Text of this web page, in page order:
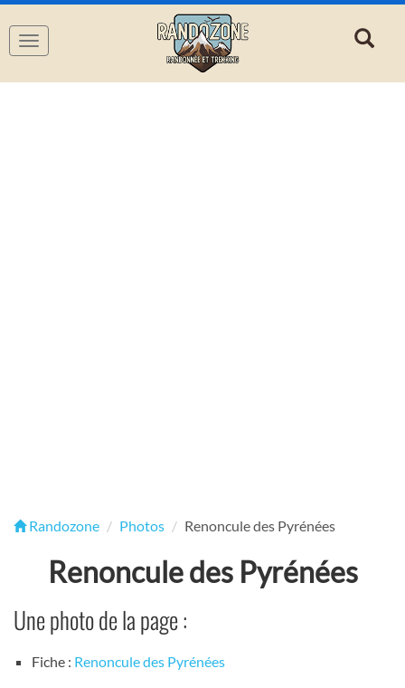
Navigation
Randozone Photos Renoncule des Pyrénées
Renoncule des Pyrénées
Une photo de la page :
Fiche : Renoncule des Pyrénées